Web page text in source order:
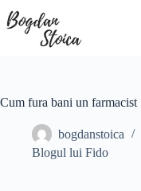
to
content
Cum fura bani un farmacist
bogdanstoica
Blogul lui Fido